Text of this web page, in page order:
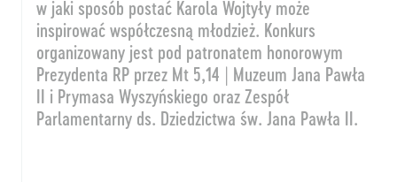
w jaki sposób postać Karola Wojtyły może
inspirować współczesną młodzież. Konkurs
organizowany jest pod patronatem honorowym
Prezydenta RP przez Mt 5,14 | Muzeum Jana Pawła
II i Prymasa Wyszyńskiego oraz Zespół
Parlamentarny ds. Dziedzictwa św. Jana Pawła II.